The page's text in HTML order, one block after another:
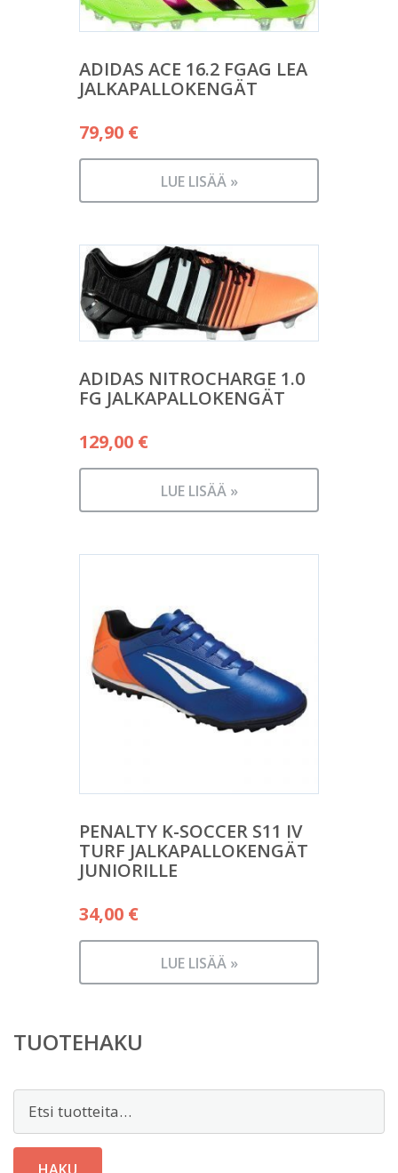
ADIDAS ACE 16.2 FGAG LEA
JALKAPALLOKENGÄT
79,90 €
LUE LISÄÄ »
ADIDAS NITROCHARGE 1.0
FG JALKAPALLOKENGÄT
129,00 €
LUE LISÄÄ »
PENALTY K-SOCCER S11 IV
TURF JALKAPALLOKENGÄT
JUNIORILLE
34,00 €
LUE LISÄÄ »
TUOTEHAKU
Etsi: